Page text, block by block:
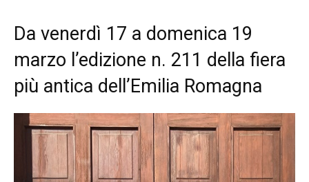
Da venerdì 17 a domenica 19
marzo l’edizione n. 211 della fiera
più antica dell’Emilia Romagna